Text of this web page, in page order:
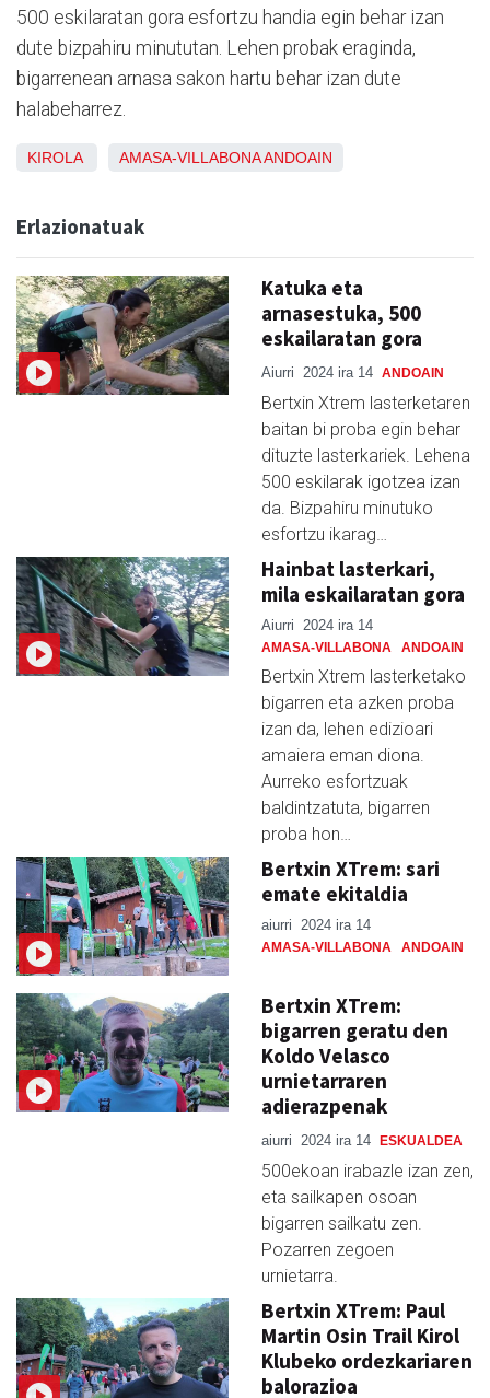
500 eskilaratan gora esfortzu handia egin behar izan
dute bizpahiru minututan. Lehen probak eraginda,
bigarrenean arnasa sakon hartu behar izan dute
halabeharrez.
KIROLA AMASA-VILLABONAANDOAIN
Erlazionatuak
Katuka eta
arnasestuka, 500
eskailaratan gora
Aiurri 2024 ira 14 ANDOAIN
Bertxin Xtrem lasterketaren
baitan bi proba egin behar
dituzte lasterkariek. Lehena
500 eskilarak igotzea izan
da. Bizpahiru minutuko
esfortzu ikarag…
Hainbat lasterkari,
mila eskailaratan gora
Aiurri 2024 ira 14
AMASA-VILLABONA ANDOAIN
Bertxin Xtrem lasterketako
bigarren eta azken proba
izan da, lehen edizioari
amaiera eman diona.
Aurreko esfortzuak
baldintzatuta, bigarren
proba hon…
Bertxin XTrem: sari
emate ekitaldia
aiurri 2024 ira 14
AMASA-VILLABONA ANDOAIN
Bertxin XTrem:
bigarren geratu den
Koldo Velasco
urnietarraren
adierazpenak
aiurri 2024 ira 14 ESKUALDEA
500ekoan irabazle izan zen,
eta sailkapen osoan
bigarren sailkatu zen.
Pozarren zegoen
urnietarra.
Bertxin XTrem: Paul
Martin Osin Trail Kirol
Klubeko ordezkariaren
balorazioa